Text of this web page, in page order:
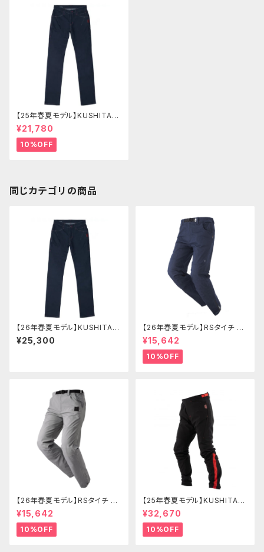
【25年春夏モデル】KUSHITANI
K-1366 エクスパンドコーデュ
ラデニム
¥21,780
10%OFF
同じカテゴリの商品
【26年春夏モデル】KUSHITANI
K-1394 ストレッチコーデュラデ
ニム
¥25,300
【26年春夏モデル】RSタイチ RS
Y274 コーデュラライトデニムパ
ンツ
¥15,642
10%OFF
【26年春夏モデル】RSタイチ RS
Y273 コーデュラライトエアーパ
ンツ
¥15,642
10%OFF
【25年春夏モデル】KUSHITANI
K-2443 テーパードボトムス
¥32,670
10%OFF